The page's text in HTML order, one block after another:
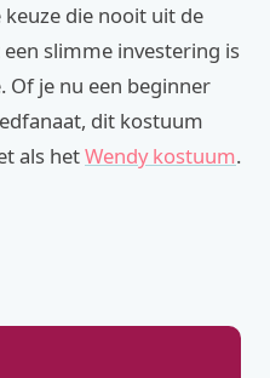
die nooit uit de
slimme investering is
Of je nu een beginner
dit kostuum
als hetWendy kostuum.